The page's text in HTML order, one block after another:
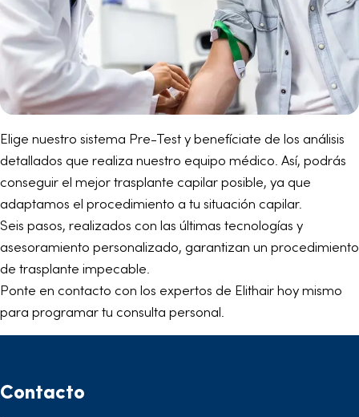
Elige nuestro sistema Pre-Test y benefíciate de los análisis
detallados que realiza nuestro equipo médico. Así, podrás
conseguir el mejor trasplante capilar posible, ya que
adaptamos el procedimiento a tu situación capilar.
Seis pasos, realizados con las últimas tecnologías y
asesoramiento personalizado, garantizan un procedimiento
de trasplante impecable.
Ponte en contacto con los expertos de Elithair hoy mismo
para programar tu consulta personal.
Contacto